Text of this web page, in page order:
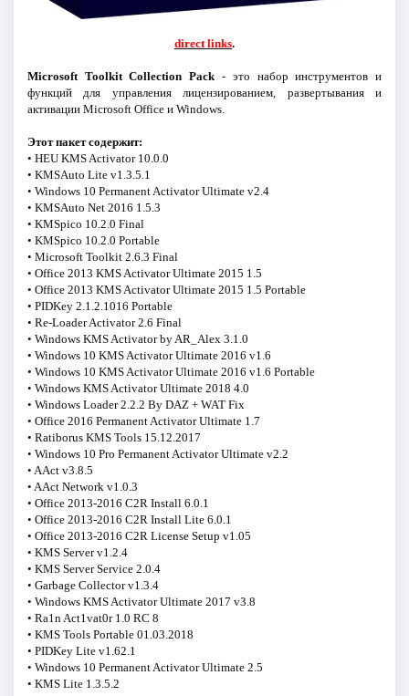
direct links.
Microsoft Toolkit Collection Pack - это набор инструментов и
функций для управления лицензированием, развертывания и
активации Microsoft Office и Windows.
Этот пакет содержит:
• HEU KMS Activator 10.0.0
• KMSAuto Lite v1.3.5.1
• Windows 10 Permanent Activator Ultimate v2.4
• KMSAuto Net 2016 1.5.3
• KMSpico 10.2.0 Final
• KMSpico 10.2.0 Portable
• Microsoft Toolkit 2.6.3 Final
• Office 2013 KMS Activator Ultimate 2015 1.5
• Office 2013 KMS Activator Ultimate 2015 1.5 Portable
• PIDKey 2.1.2.1016 Portable
• Re-Loader Activator 2.6 Final
• Windows KMS Activator by AR_Alex 3.1.0
• Windows 10 KMS Activator Ultimate 2016 v1.6
• Windows 10 KMS Activator Ultimate 2016 v1.6 Portable
• Windows KMS Activator Ultimate 2018 4.0
• Windows Loader 2.2.2 By DAZ + WAT Fix
• Office 2016 Permanent Activator Ultimate 1.7
• Ratiborus KMS Tools 15.12.2017
• Windows 10 Pro Permanent Activator Ultimate v2.2
• AAct v3.8.5
• AAct Network v1.0.3
• Office 2013-2016 C2R Install 6.0.1
• Office 2013-2016 C2R Install Lite 6.0.1
• Office 2013-2016 C2R License Setup v1.05
• KMS Server v1.2.4
• KMS Server Service 2.0.4
• Garbage Collector v1.3.4
• Windows KMS Activator Ultimate 2017 v3.8
• Ra1n Act1vat0r 1.0 RC 8
• KMS Tools Portable 01.03.2018
• PIDKey Lite v1.62.1
• Windows 10 Permanent Activator Ultimate 2.5
• KMS Lite 1.3.5.2